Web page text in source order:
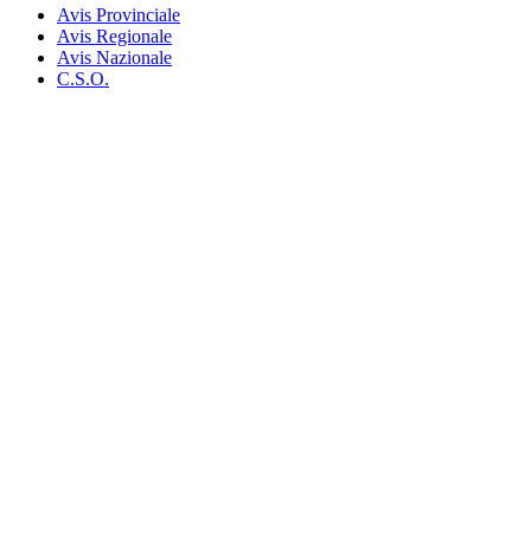
Avis Provinciale
Avis Regionale
Avis Nazionale
C.S.O.